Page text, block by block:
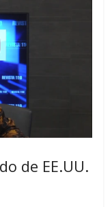
de EE.UU.